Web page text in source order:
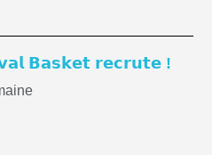
𝗕𝗮𝘀𝗸𝗲𝘁 𝗿𝗲𝗰𝗿𝘂𝘁𝗲 !